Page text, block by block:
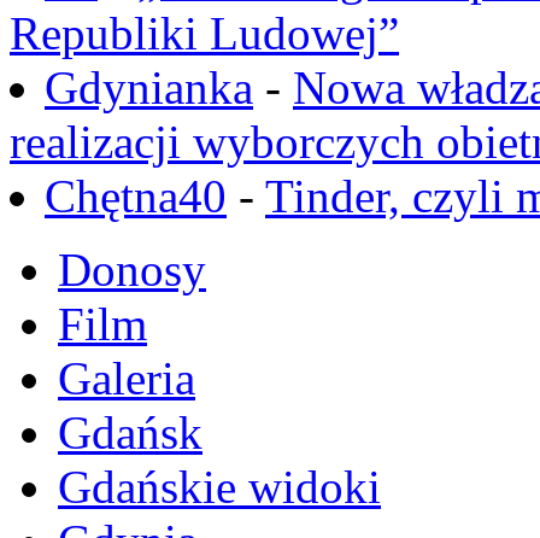
Republiki Ludowej”
Gdynianka - Nowa
realizacji wyborczych
Chętna40 - Tinder, czyli
Donosy
Film
Galeria
Gdańsk
Gdańskie widoki